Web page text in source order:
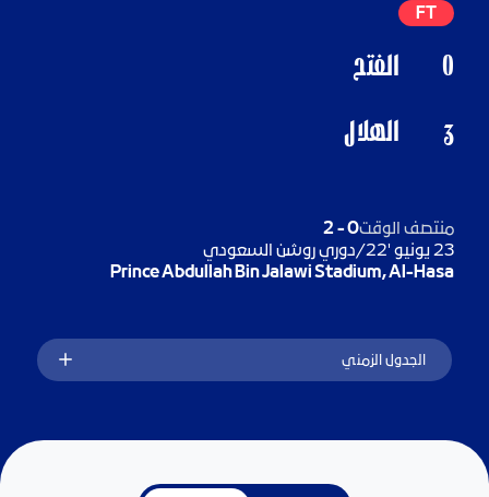
الفتح
الهلال
FT
0
3
منتصف الوقت0
-
2
23 يونيو '22
/دوري روشن السعودي
Prince Abdullah Bin Jalawi Stadium, Al-Hasa
الجدول الزمني